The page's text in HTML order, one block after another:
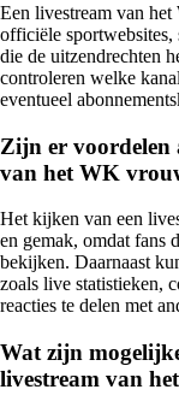
Een livestream van
officiële sportwebsites,
die de uitzendrechten
controleren welke
eventueel
Zijn er voordelen
van het WK
Het kijken van een
en gemak, omdat fans
bekijken. Daarnaast
zoals live statistieken,
reacties te delen met
Wat zijn
livestream van